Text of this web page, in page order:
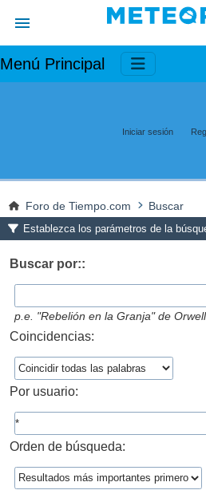
Menú Principal
Iniciar sesión
Foro de Tiempo.com Buscar
Establezca los parámetros de la
Buscar por::
p.e. "Rebelión en la Granja" de
Coincidencias:
Por usuario:
Orden de búsqueda: